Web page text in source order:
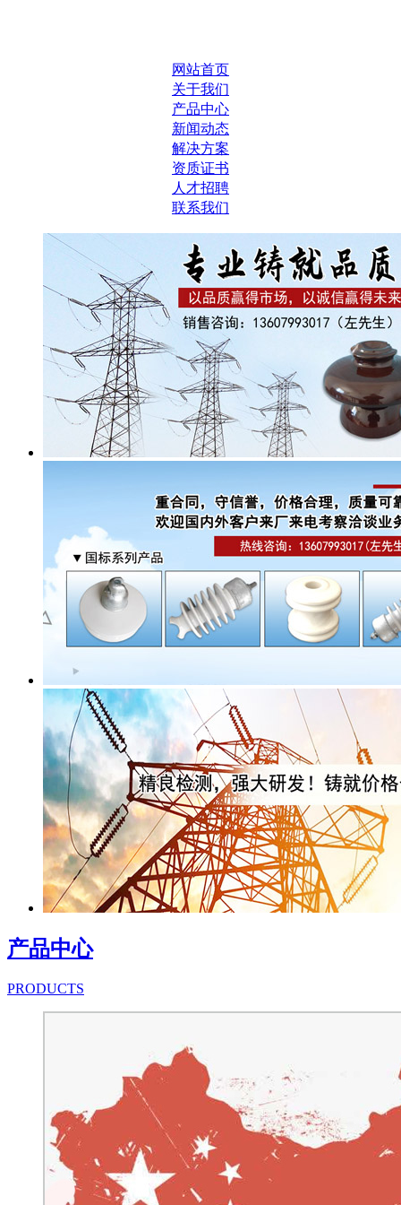
网站首页
关于我们
产品中心
新闻动态
解决方案
资质证书
人才招聘
联系我们
产品中心
PRODUCTS